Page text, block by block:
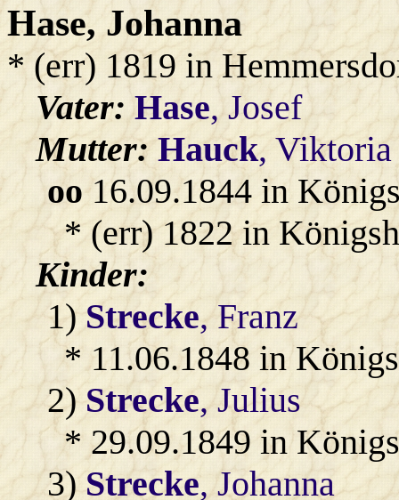
Hase, Johanna
* (err) 1819 in
Vater:Hase, Josef
Mutter:Hauck, Viktoria
oo16.09.1844 in
* (err) 1822 in
Kinder:
1)Strecke, Franz
* 11.06.1848 in
2)Strecke, Julius
* 29.09.1849 in
3)Strecke, Johanna